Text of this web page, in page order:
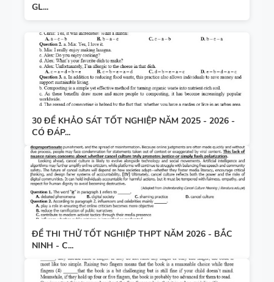
GL...
30 ĐỀ KHẢO SÁT TỐT NGHIỆP NĂM 2025 - 2026 -
CÓ ĐÁP...
ĐỀ THI THỬ TỐT NGHIỆP THPT NĂM 2026 - BẮC
NINH - C...